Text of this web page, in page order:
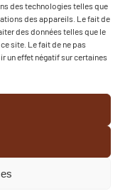
des technologies telles que
des appareils. Le fait de
des données telles que le
site. Le fait de ne pas
un effet négatif sur certaines